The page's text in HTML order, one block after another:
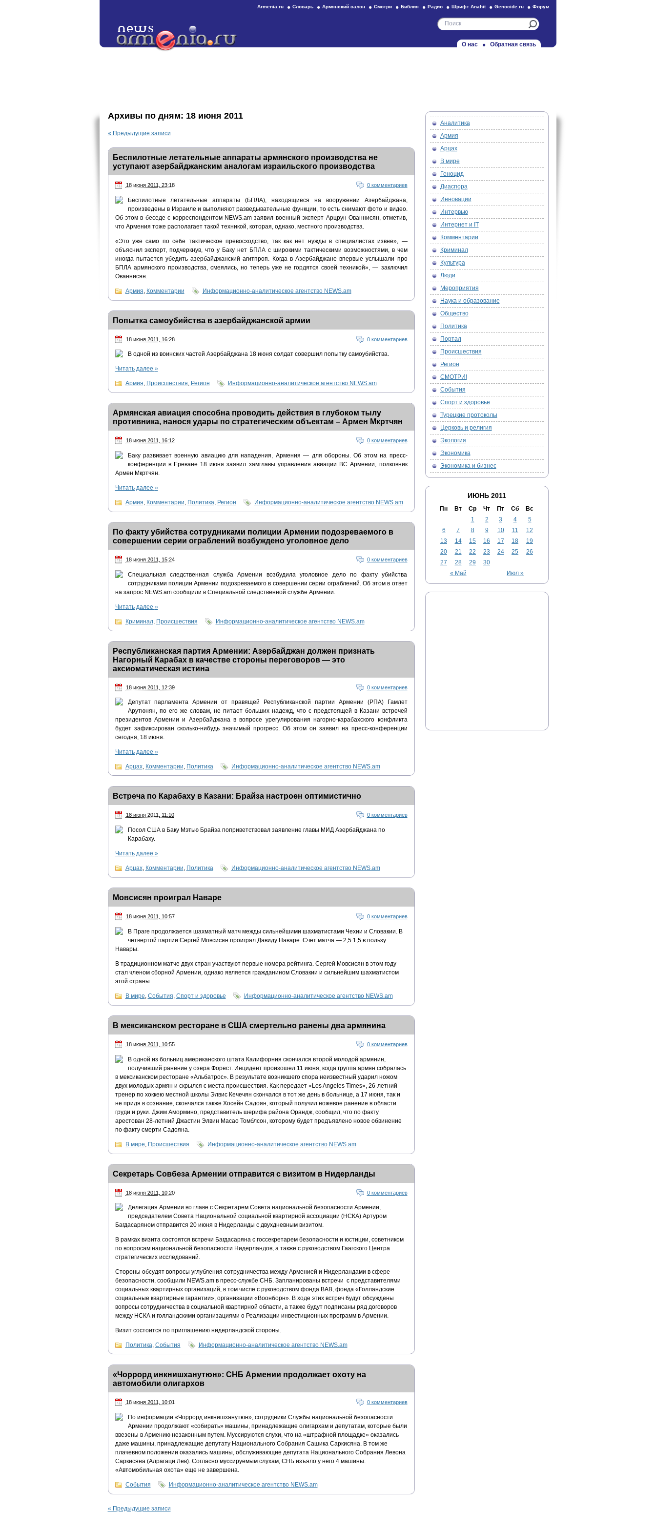
Armenia.ru Словарь Армянский салон Смотри Библия Радио Шрифт Anahit Genocide.ru Форум
О нас Обратная связь
Архивы по дням: 18 июня 2011
« Предыдущие записи
Беспилотные летательные аппараты армянского производства не
уступают азербайджанским аналогам израильского производства
18 июня 2011, 23:18 0 комментариев
Беспилотные летательные аппараты (БПЛА), находящиеся на вооружении Азербайджана,
произведены в Израиле и выполняют разведывательные функции, то есть снимают фото и видео.
Об этом в беседе с корреспондентом NEWS.am заявил военный эксперт Арцрун Ованнисян, отметив,
что Армения тоже располагает такой техникой, которая, однако, местного производства.
«Это уже само по себе тактическое превосходство, так как нет нужды в специалистах извне», —
объяснил эксперт, подчеркнув, что у Баку нет БПЛА с широкими тактическими возможностями, в чем
иногда пытается убедить азербайджанский агитпроп. Когда в Азербайджане впервые услышали про
БПЛА армянского производства, смеялись, но теперь уже не гордятся своей техникой», — заключил
Ованнисян.
Армия Комментарии Информационно-аналитическое агентство NEWS.am
Попытка самоубийства в азербайджанской армии
18 июня 2011, 16:28 0 комментариев
В одной из воинских частей Азербайджана 18 июня солдат совершил попытку самоубийства.
Читать далее »
Армия, Происшествия, Регион Информационно-аналитическое агентство NEWS.am
Армянская авиация способна проводить действия в глубоком тылу
противника, нанося удары по стратегическим объектам – Армен Мкртчян
18 июня 2011, 16:12 0 комментариев
Баку развивает военную авиацию для нападения, Армения — для обороны. Об этом на пресс-
конференции в Ереване 18 июня заявил замглавы управления авиации ВС Армении, полковник
Армен Мкртчян.
Читать далее »
Армия, Комментарии, Политика, Регион Информационно-аналитическое агентство NEWS.am
По факту убийства сотрудниками полиции Армении подозреваемого в
совершении серии ограблений возбуждено уголовное дело
18 июня 2011, 15:24 0 комментариев
Специальная следственная служба Армении возбудила уголовное дело по факту убийства
сотрудниками полиции Армении подозреваемого в совершении серии ограблений. Об этом в ответ
на запрос NEWS.am сообщили в Специальной следственной службе Армении.
Читать далее »
Криминал, Происшествия Информационно-аналитическое агентство NEWS.am
Республиканская партия Армении: Азербайджан должен признать
Нагорный Карабах в качестве стороны переговоров — это
аксиоматическая истина
18 июня 2011, 12:39 0 комментариев
Депутат парламента Армении от правящей Республиканской партии Армении (РПА) Гамлет
Арутюнян, по его же словам, не питает больших надежд, что с предстоящей в Казани встречей
президентов Армении и Азербайджана в вопросе урегулирования нагорно-карабахского конфликта
будет зафиксирован сколько-нибудь значимый прогресс. Об этом он заявил на пресс-конференции
сегодня, 18 июня.
Читать далее »
Арцах, Комментарии, Политика Информационно-аналитическое агентство NEWS.am
Встреча по Карабаху в Казани: Брайза настроен оптимистично
18 июня 2011, 11:10 0 комментариев
Посол США в Баку Мэтью Брайза поприветствовал заявление главы МИД Азербайджана по
Карабаху.
Читать далее »
Арцах, Комментарии, Политика Информационно-аналитическое агентство NEWS.am
Мовсисян проиграл Наваре
18 июня 2011, 10:57 0 комментариев
В Праге продолжается шахматный матч межды сильнейшими шахматистами Чехии и Словакии. В
четвертой партии Сергей Мовсисян проиграл Давиду Наваре. Счет матча — 2,5:1,5 в пользу
Навары.
В традиционном матче двух стран участвуют первые номера рейтинга. Сергей Мовсисян в этом году
стал членом сборной Армении, однако является гражданином Словакии и сильнейшим шахматистом
этой страны.
В мире, События, Спорт и здоровье Информационно-аналитическое агентство NEWS.am
В мексиканском ресторане в США смертельно ранены два армянина
18 июня 2011, 10:55 0 комментариев
В одной из больниц американского штата Калифорния скончался второй молодой армянин,
получивший ранение у озера Форест. Инцидент произошел 11 июня, когда группа армян собралась
в мексиканском ресторане «Альбатрос». В результате возникшего спора неизвестный ударил ножом
двух молодых армян и скрылся с места происшествия. Как передает «Los Angeles Times», 26-летний
тренер по хоккею местной школы Элвис Кечечян скончался в тот же день в больнице, а 17 июня, так и
не придя в сознание, скончался также Хосейн Садоян, который получил ножевое ранение в области
груди и руки. Джим Амормино, представитель шерифа района Орандж, сообщил, что по факту
арестован 28-летний Джастин Элвин Масао Томблсон, которому будет предъявлено новое обвинение
по факту смерти Садояна.
В мире Происшествия Информационно-аналитическое агентство NEWS.am
Секретарь Совбеза Армении отправится с визитом в Нидерланды
18 июня 2011, 10:20 0 комментариев
Делегация Армении во главе с Секретарем Совета национальной безопасности Армении,
председателем Совета Национальной социальной квартирной ассоциации (НСКА) Артуром
Багдасаряном отправится 20 июня в Нидерланды с двухдневным визитом.
В рамках визита состоятся встречи Багдасаряна с госсекретарем безопасности и юстиции, советником
по вопросам национальной безопасности Нидерландов, а также с руководством Гаагского Центра
стратегических исследований.
Стороны обсудят вопросы углубления сотрудничества между Арменией и Нидерландами в сфере
безопасности, сообщили NEWS.am в пресс-службе СНБ. Запланированы встречи с представителями
социальных квартирных организаций, в том числе с руководством фонда ВАВ, фонда «Голландские
социальные квартирные гарантии», организации «Воонборн». В ходе этих встреч будут обсуждены
вопросы сотрудничества в социальной квартирной области, а также будут подписаны ряд договоров
между НСКА и голландскими организациями о Реализации инвестиционных программ в Армении.
Визит состоится по приглашению нидерландской стороны.
Политика, События Информационно-аналитическое агентство NEWS.am
«Чоррорд инкнишханутюн»: СНБ Армении продолжает охоту на
автомобили олигархов
18 июня 2011, 10:01 0 комментариев
По информации «Чоррорд инкнишханутюн», сотрудники Службы национальной безопасности
Армении продолжают «собирать» машины, принадлежащие олигархам и депутатам, которые были
ввезены в Армению незаконным путем. Муссируются слухи, что на «штрафной площадке» оказались
даже машины, принадлежащие депутату Национального Собрания Сашика Саркисяна. В том же
плачевном положении оказались машины, обслуживающие депутата Национального Собрания Левона
Саркисяна (Алрагаци Лев). Согласно муссируемым слухам, СНБ изъяло у него 4 машины.
«Автомобильная охота» еще не завершена.
События Информационно-аналитическое агентство NEWS.am
« Предыдущие записи
Аналитика
Армия
Арцах
В мире
Геноцид
Диаспора
Инновации
Интервью
Интернет и IT
Комментарии
Криминал
Культура
Люди
Мероприятия
Наука и образование
Общество
Политика
Портал
Происшествия
Регион
СМОТРИ!
События
Спорт и здоровье
Турецкие протоколы
Церковь и религия
Экология
Экономика
Экономика и бизнес
ИЮНЬ 2011
Пн Вт Ср Чт Пт Сб Вс
« Май Июл »
1 2 3 4
5
6
7 8 9 10 11
12
13
14 15 16 17 18
19
20
21 22 23 24 25
26
27
28 29 30